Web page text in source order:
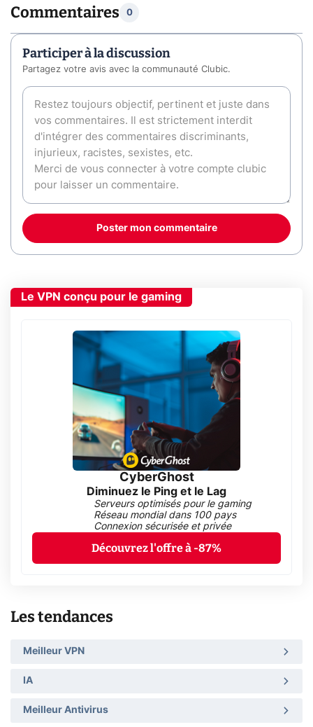
Commentaires 0
Participer à la discussion
Partagez votre avis avec la communauté Clubic.
Poster mon commentaire
Le VPN conçu pour le gaming
CyberGhost
Diminuez le Ping et le Lag
Serveurs optimisés pour le gaming
Réseau mondial dans 100 pays
Connexion sécurisée et privée
Découvrez l'offre à -87%
Les tendances
Meilleur VPN
IA
Meilleur Antivirus